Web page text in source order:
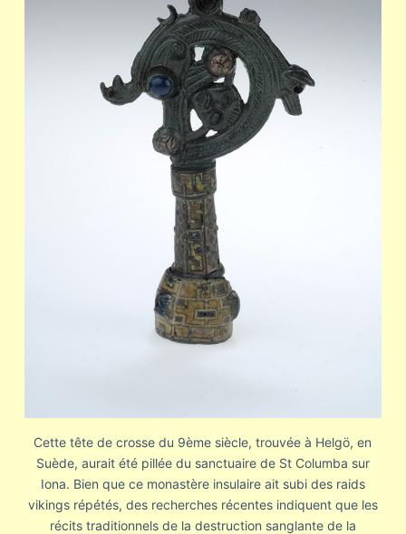
Cette tête de crosse du 9ème siècle, trouvée à Helgö, en
Suède, aurait été pillée du sanctuaire de St Columba sur
Iona. Bien que ce monastère insulaire ait subi des raids
vikings répétés, des recherches récentes indiquent que les
récits traditionnels de la destruction sanglante de la